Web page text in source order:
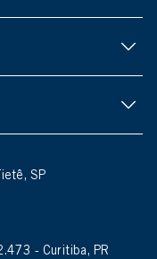
SP
- Curitiba, PR